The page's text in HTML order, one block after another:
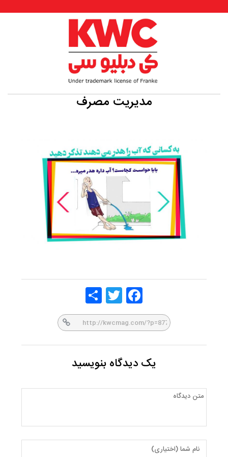
مدیریت مصرف
Face
book
Twitt
er
یک دیدگاه بنویسید